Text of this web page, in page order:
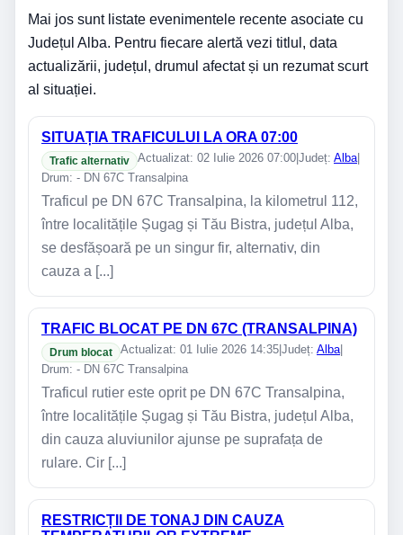
Mai jos sunt listate evenimentele recente asociate cu
Județul Alba. Pentru fiecare alertă vezi titlul, data
actualizării, județul, drumul afectat și un rezumat scurt
al situației.
SITUAȚIA TRAFICULUI LA ORA 07:00
Trafic alternativ Actualizat: 02 Iulie 2026 07:00 Județ: Alba|
Drum: - DN 67C Transalpina
Traficul pe DN 67C Transalpina, la kilometrul 112,
între localitățile Șugag și Tău Bistra, județul Alba,
se desfășoară pe un singur fir, alternativ, din
cauza a [...]
TRAFIC BLOCAT PE DN 67C (TRANSALPINA)
Drum blocat Actualizat: 01 Iulie 2026 14:35 Județ: Alba
Drum: - DN 67C Transalpina
Traficul rutier este oprit pe DN 67C Transalpina,
între localitățile Șugag și Tău Bistra, județul Alba,
din cauza aluviunilor ajunse pe suprafața de
rulare. Cir [...]
RESTRICȚII DE TONAJ DIN CAUZA